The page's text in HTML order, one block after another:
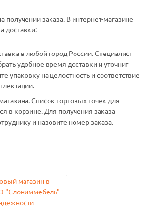
получении заказа. В интернет-магазине
доставки:
в любой город России. Специалист
удобное время доставки и уточнит
упаковку на целостность и соответствие
Список торговых точек для
в корзине. Для получения заказа
и назовите номер заказа.